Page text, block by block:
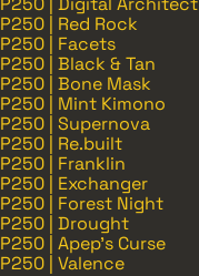
P250 | Red Rock
P250 | Facets
P250 | Black & Tan
P250 | Bone Mask
P250 | Mint Kimono
P250 | Supernova
P250 | Re.built
P250 | Franklin
P250 | Exchanger
P250 | Forest Night
P250 | Drought
P250 | Apep's Curse
P250 | Valence